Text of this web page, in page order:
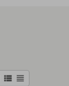
view_list view_headline